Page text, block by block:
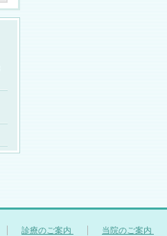
診療のご案内 当院のご案内